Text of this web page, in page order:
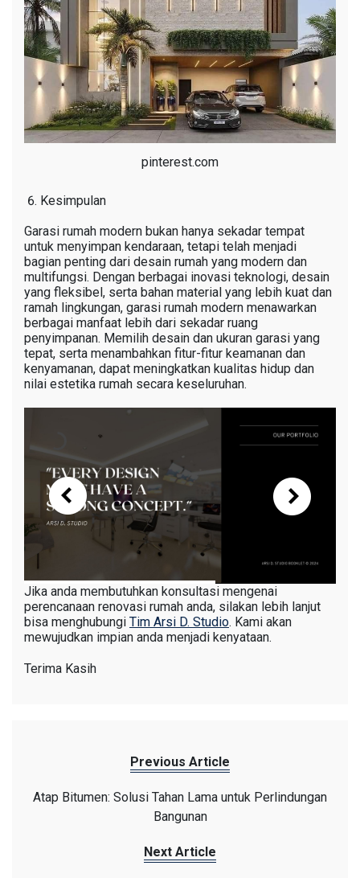
pinterest.com
Kesimpulan
Garasi rumah modern bukan hanya sekadar tempat
untuk menyimpan kendaraan, tetapi telah menjadi
bagian penting dari desain rumah yang modern dan
multifungsi. Dengan berbagai inovasi teknologi, desain
yang fleksibel, serta bahan material yang lebih kuat dan
ramah lingkungan, garasi rumah modern menawarkan
berbagai manfaat lebih dari sekadar ruang
penyimpanan. Memilih desain dan ukuran garasi yang
tepat, serta menambahkan fitur-fitur keamanan dan
kenyamanan, dapat meningkatkan kualitas hidup dan
nilai estetika rumah secara keseluruhan.
Jika anda membutuhkan konsultasi mengenai
perencanaan renovasi rumah anda, silakan lebih lanjut
bisa menghubungi Tim Arsi D. Studio. Kami akan
mewujudkan impian anda menjadi kenyataan.
Terima Kasih
Previous Article
Atap Bitumen: Solusi Tahan Lama untuk Perlindungan
Bangunan
Next Article